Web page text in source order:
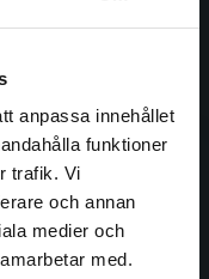
anpassa innehållet
funktioner
trafik. Vi
och annan
medier och
med.
kurslitteratur,
med